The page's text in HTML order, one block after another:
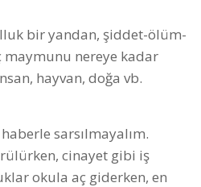
bir yandan, şiddet-ölüm-
maymunu nereye kadar
hayvan, doğa vb.
sarsılmayalım.
cinayet gibi iş
okula aç giderken, en